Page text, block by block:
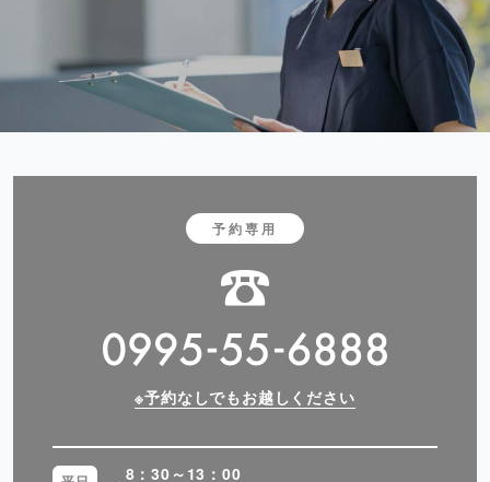
予約専用
※予約なしでもお越しください
8：30～13：00